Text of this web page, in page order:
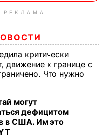
РЕКЛАМА
критически
движение к границе с
Что нужно
могут
дефицитом
в США. Им это